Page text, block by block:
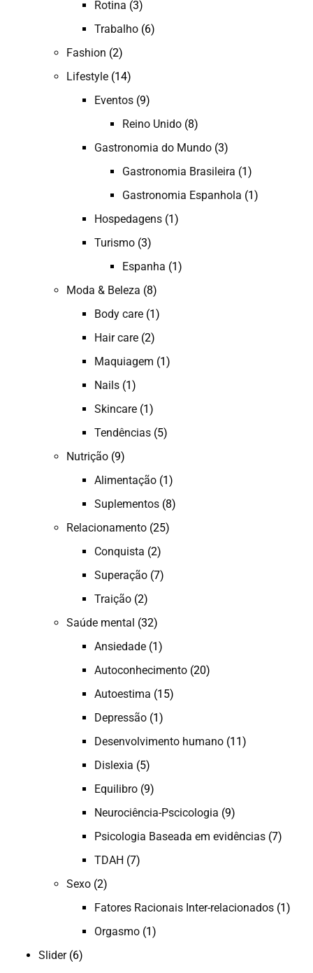
Rotina (3)
Trabalho (6)
Fashion (2)
Lifestyle (14)
Eventos (9)
Reino Unido (8)
Gastronomia do Mundo (3)
Gastronomia Brasileira (1)
Gastronomia Espanhola (1)
Hospedagens (1)
Turismo (3)
Espanha (1)
Moda & Beleza (8)
Body care (1)
Hair care (2)
Maquiagem (1)
Nails (1)
Skincare (1)
Tendências (5)
Nutrição (9)
Alimentação (1)
Suplementos (8)
Relacionamento (25)
Conquista (2)
Superação (7)
Traição (2)
Saúde mental (32)
Ansiedade (1)
Autoconhecimento (20)
Autoestima (15)
Depressão (1)
Desenvolvimento humano (11)
Dislexia (5)
Equilibro (9)
Neurociência-Pscicologia (9)
Psicologia Baseada em evidências (7)
TDAH (7)
Sexo (2)
Fatores Racionais Inter-relacionados (1)
Orgasmo (1)
Slider(6)